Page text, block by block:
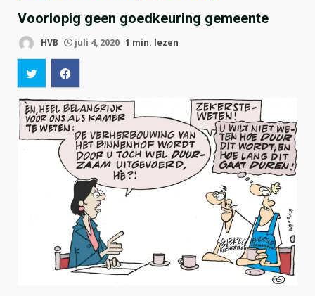
Voorlopig geen goedkeuring gemeente
HVB juli 4, 2020 1 min. lezen